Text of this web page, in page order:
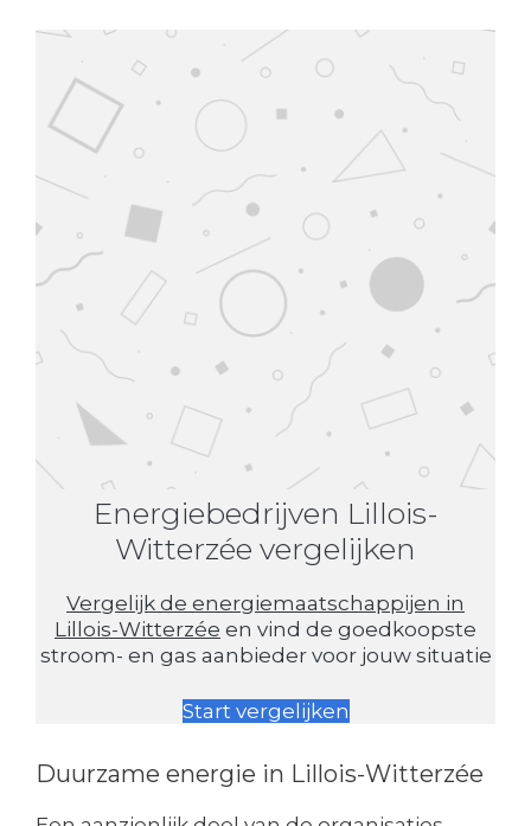
Energiebedrijven Lillois-
Witterzée vergelijken
Vergelijk de energiemaatschappijen in
Lillois-Witterzée en vind de goedkoopste
stroom- en gas aanbieder voor jouw situatie
Start vergelijken
Duurzame energie in Lillois-Witterzée